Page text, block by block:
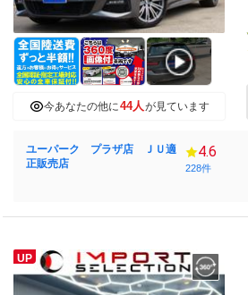
今あなたの他に44人が見ています
ユーパーク プラザ店 ＪＵ適
正販売店
4.6
228件
UP